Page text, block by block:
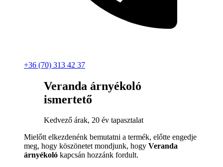
+36 (70) 313 42 37
Veranda árnyékoló
ismertető
Kedvező árak, 20 év tapasztalat
Mielőtt elkezdenénk bemutatni a termék, előtte engedje
meg, hogy köszönetet mondjunk, hogy Veranda
árnyékoló kapcsán hozzánk fordult.